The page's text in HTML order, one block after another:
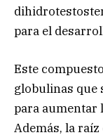
para el
Este
globulinas que
para aumentar
Además, la